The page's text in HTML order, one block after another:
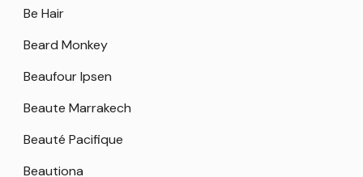
Be Hair
Beard Monkey
Beaufour Ipsen
Beaute Marrakech
Beauté Pacifique
Beautiona